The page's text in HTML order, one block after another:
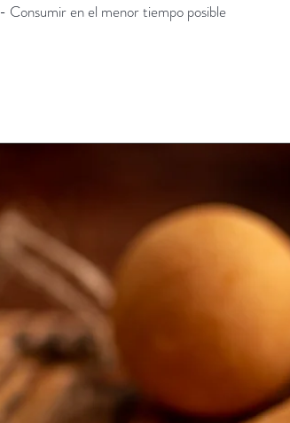
- Consumir en el menor tiempo posible